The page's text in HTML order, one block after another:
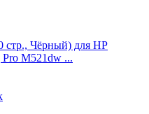
стр., Чёрный) для HP
Pro M521dw ...